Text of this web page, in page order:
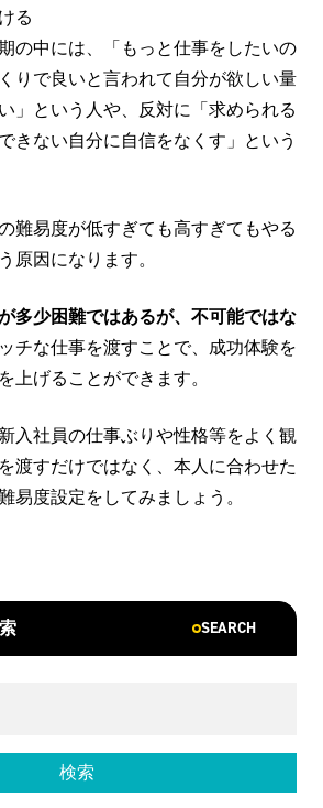
る
の中には、「もっと仕事をしたいの
りで良いと言われて自分が欲しい量
」という人や、反対に「求められる
きない自分に自信をなくす」という
難易度が低すぎても高すぎてもやる
原因になります。
多少困難ではあるが、不可能ではな
チな仕事を渡すことで、成功体験を
上げることができます。
入社員の仕事ぶりや性格等をよく観
渡すだけではなく、本人に合わせた
易度設定をしてみましょう。
SEARCH